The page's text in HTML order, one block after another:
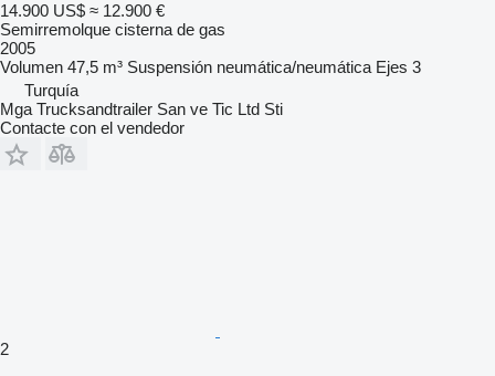
14.900 US$ ≈ 12.900 €
Semirremolque cisterna de gas
2005
Volumen 47,5 m³ Suspensión neumática/neumática Ejes 3
Turquía
Mga Trucksandtrailer San ve Tic Ltd Sti
Contacte con el vendedor
2